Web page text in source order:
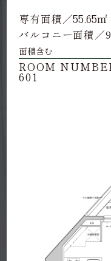
専有面積／55.65㎡
バルコニー面積／
面積含む
ROOM
601